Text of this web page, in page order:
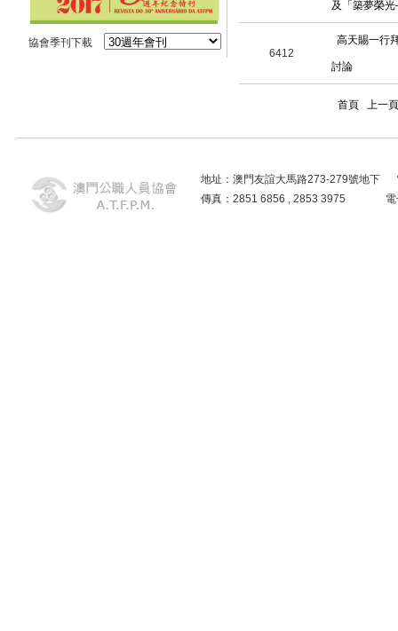
協會季刊下載
及「築夢榮
6412
高天賜一行
討論
首頁 上一頁
地址：澳門友誼大馬路273-279號地下
傳真：2851 6856 , 2853 3975 電